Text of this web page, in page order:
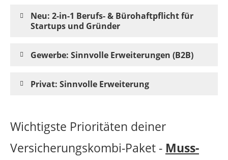
Neu: 2-in-1 Berufs- & Bürohaftpflicht für
Startups und Gründer
Gewerbe: Sinnvolle Erweiterungen (B2B)
Privat: Sinnvolle Erweiterung
Wichtigste Prioritäten deiner
Versicherungskombi-Paket - Muss-